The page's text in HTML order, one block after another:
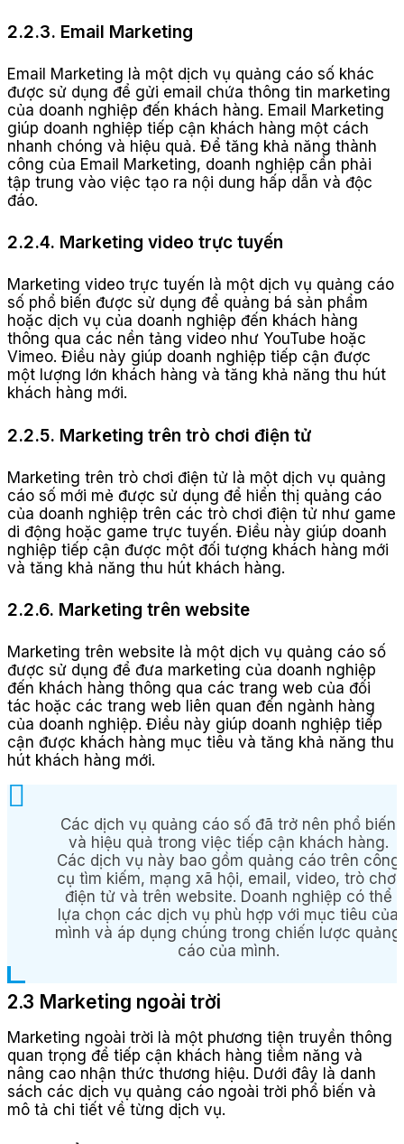
2.2.3. Email Marketing
Email Marketing là một dịch vụ quảng cáo số khác
được sử dụng để gửi email chứa thông tin marketing
của doanh nghiệp đến khách hàng. Email Marketing
giúp doanh nghiệp tiếp cận khách hàng một cách
nhanh chóng và hiệu quả. Để tăng khả năng thành
công của Email Marketing, doanh nghiệp cần phải
tập trung vào việc tạo ra nội dung hấp dẫn và độc
đáo.
2.2.4. Marketing video trực tuyến
Marketing video trực tuyến là một dịch vụ quảng cáo
số phổ biến được sử dụng để quảng bá sản phẩm
hoặc dịch vụ của doanh nghiệp đến khách hàng
thông qua các nền tảng video như YouTube hoặc
Vimeo. Điều này giúp doanh nghiệp tiếp cận được
một lượng lớn khách hàng và tăng khả năng thu hút
khách hàng mới.
2.2.5. Marketing trên trò chơi điện tử
Marketing trên trò chơi điện tử là một dịch vụ quảng
cáo số mới mẻ được sử dụng để hiển thị quảng cáo
của doanh nghiệp trên các trò chơi điện tử như game
di động hoặc game trực tuyến. Điều này giúp doanh
nghiệp tiếp cận được một đối tượng khách hàng mới
và tăng khả năng thu hút khách hàng.
2.2.6. Marketing trên website
Marketing trên website là một dịch vụ quảng cáo số
được sử dụng để đưa marketing của doanh nghiệp
đến khách hàng thông qua các trang web của đối
tác hoặc các trang web liên quan đến ngành hàng
của doanh nghiệp. Điều này giúp doanh nghiệp tiếp
cận được khách hàng mục tiêu và tăng khả năng thu
hút khách hàng mới.
Các dịch vụ quảng cáo số đã trở nên phổ biến
và hiệu quả trong việc tiếp cận khách hàng.
Các dịch vụ này bao gồm quảng cáo trên công
cụ tìm kiếm, mạng xã hội, email, video, trò chơi
điện tử và trên website. Doanh nghiệp có thể
lựa chọn các dịch vụ phù hợp với mục tiêu của
mình và áp dụng chúng trong chiến lược quảng
cáo của mình.
2.3 Marketing ngoài trời
Marketing ngoài trời là một phương tiện truyền thông
quan trọng để tiếp cận khách hàng tiềm năng và
nâng cao nhận thức thương hiệu. Dưới đây là danh
sách các dịch vụ quảng cáo ngoài trời phổ biến và
mô tả chi tiết về từng dịch vụ.